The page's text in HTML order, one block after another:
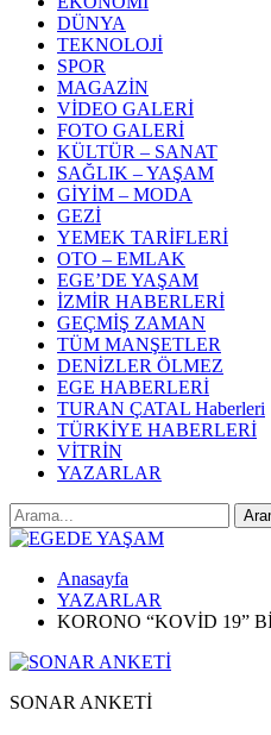
DÜNYA
TEKNOLOJİ
SPOR
MAGAZİN
VİDEO GALERİ
FOTO GALERİ
KÜLTÜR – SANAT
SAĞLIK – YAŞAM
GİYİM – MODA
GEZİ
YEMEK TARİFLERİ
OTO – EMLAK
EGE’DE YAŞAM
İZMİR HABERLERİ
GEÇMİŞ ZAMAN
TÜM MANŞETLER
DENİZLER ÖLMEZ
EGE HABERLERİ
TURAN ÇATAL Haberleri
TÜRKİYE HABERLERİ
VİTRİN
YAZARLAR
Anasayfa
YAZARLAR
KORONO “KOVİD 19”
SONAR ANKETİ